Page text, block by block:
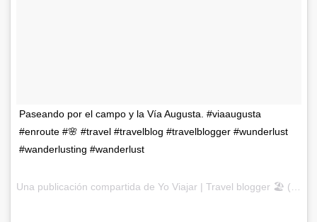
Paseando por el campo y la Vía Augusta. #viaaugusta
#enroute #🌸 #travel #travelblog #travelblogger #wunderlust
#wanderlusting #wanderlust
Una publicación compartida de Yo Viajar | Travel blogger 🏖 (@yoviajar) el